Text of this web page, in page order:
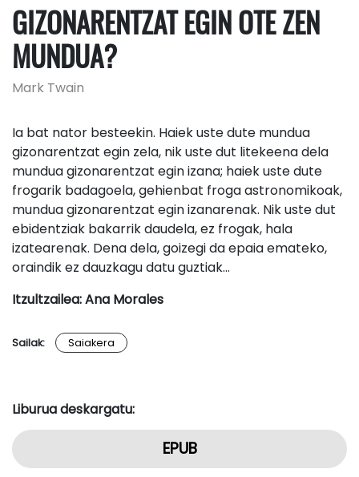
GIZONARENTZAT EGIN OTE ZEN
MUNDUA?
Mark Twain
Ia bat nator besteekin. Haiek uste dute mundua
gizonarentzat egin zela, nik uste dut litekeena dela
mundua gizonarentzat egin izana; haiek uste dute
frogarik badagoela, gehienbat froga astronomikoak,
mundua gizonarentzat egin izanarenak. Nik uste dut
ebidentziak bakarrik daudela, ez frogak, hala
izatearenak. Dena dela, goizegi da epaia emateko,
oraindik ez dauzkagu datu guztiak…
Itzultzailea: Ana Morales
Sailak: Saiakera
Liburua deskargatu:
EPUB